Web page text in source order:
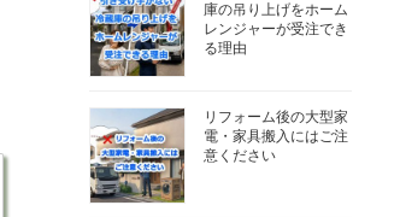
庫の吊り上げをホーム
レンジャーが受注でき
る理由
リフォーム後の大型家
電・家具搬入にはご注
意ください